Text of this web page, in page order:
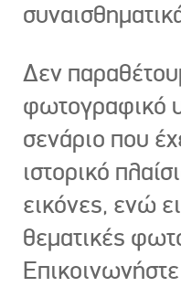
Δεν
φωτογραφικό
σενάριο που
ιστορικό
εικόνες, ενώ
θεματικές